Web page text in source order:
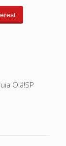
Olá!SP